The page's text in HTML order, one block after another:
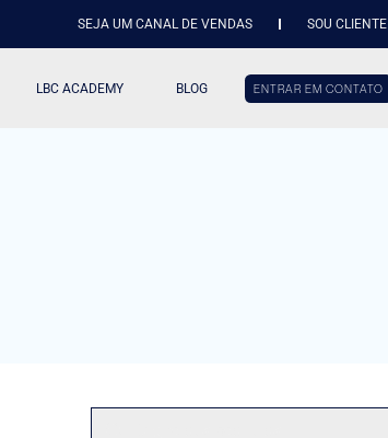
SEJA UM CANAL DE VENDAS SOU CLIENTE
LBC ACADEMY BLOG ENTRAR EM CONTATO